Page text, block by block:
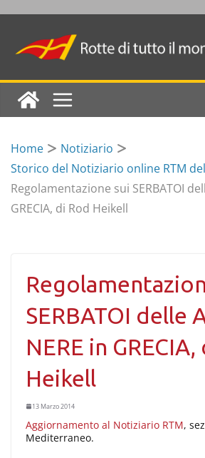
to
Home
Notiziario
Storico del Notiziario online RTM
Regolamentazione sui SERBATOI
GRECIA, di Rod Heikell
SERBATOI delle
NERE in
Heikell
13 Marzo 2014
Aggiornamento al Notiziario RTM,
Mediterraneo.